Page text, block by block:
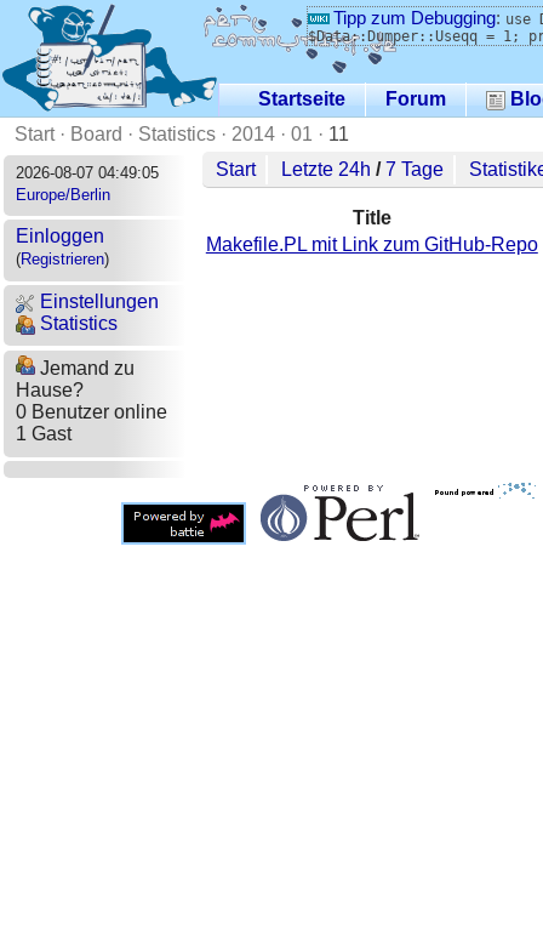
Tipp zum Debugging: use
$Data::Dumper::Useqq = 1;
Startseite Forum
Start· Board · Statistics · 2014 · 01 · 11
2026-08-07 04:49:05
Europe/Berlin
Einloggen
(Registrieren)
Einstellungen
Statistics
Jemand zu
Hause?
0 Benutzer online
1 Gast
Start Letzte 24h /7 Tage
Title
Makefile.PL mit Link zum GitHub-Repo